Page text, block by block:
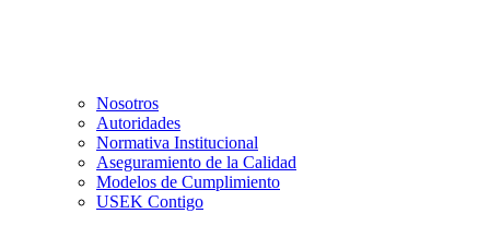
Nosotros
Autoridades
Normativa Institucional
Aseguramiento de la Calidad
Modelos de Cumplimiento
USEK Contigo